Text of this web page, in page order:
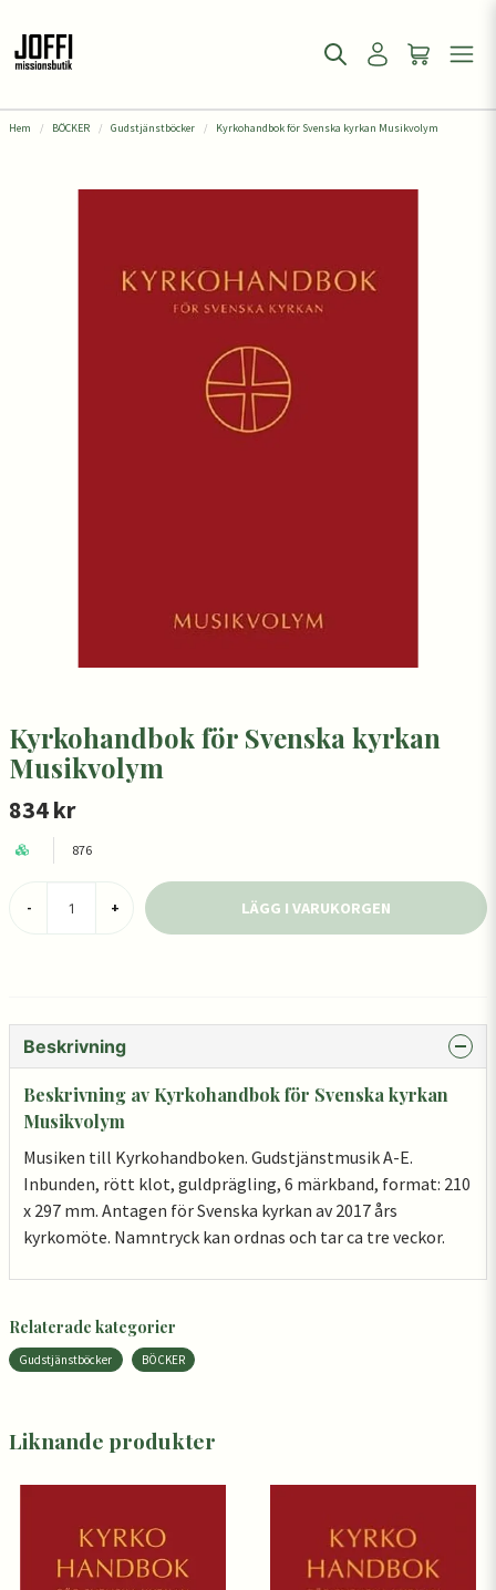
Hem BÖCKER Gudstjänstböcker Kyrkohandbok för Svenska kyrkan Musikvolym
Kyrkohandbok för Svenska kyrkan
Musikvolym
834 kr
876
- + LÄGG I VARUKORGEN
Liknande produkter
Beskrivning
Beskrivning av Kyrkohandbok för Svenska kyrkan
Musikvolym
Musiken till Kyrkohandboken. Gudstjänstmusik A-E.
Inbunden, rött klot, guldprägling, 6 märkband, format: 210
x 297 mm. Antagen för Svenska kyrkan av 2017 års
kyrkomöte. Namntryck kan ordnas och tar ca tre veckor.
Relaterade kategorier
Gudstjänstböcker BÖCKER